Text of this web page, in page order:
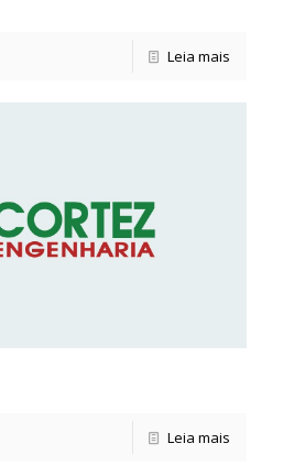
Leia mais
Leia mais